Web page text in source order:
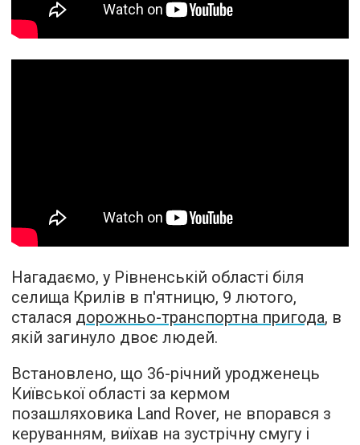
Нагадаємо, у Рівненській області біля
селища Крилів в п'ятницю, 9 лютого,
сталася дорожньо-транспортна пригода, в
якій загинуло двоє людей.
Встановлено, що 36-річний уродженець
Київської області за кермом
позашляховика Land Rover, не впорався з
керуванням, виїхав на зустрічну смугу і